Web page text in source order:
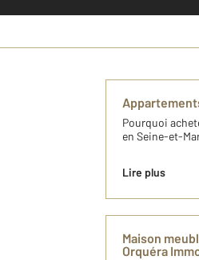
Pourquoi
en Seine-et-
Lire plus
Maison
Orquéra